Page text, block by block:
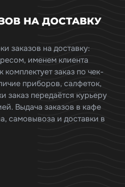
НА ДОСТАВКУ
заказов на доставку:
именем клиента
заказ по чек-
приборов, салфеток,
заказ передаётся курьеру
Выдача заказов в кафе
самовывоза и доставки в